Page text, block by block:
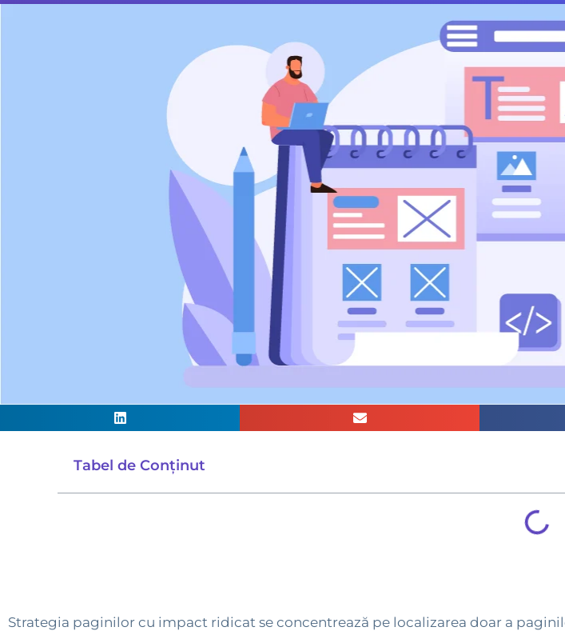
Tabel de Conținut
Strategia paginilor cu impact ridicat se concentrează pe localizarea doar a